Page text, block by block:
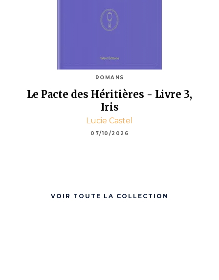
ROMANS
Le Pacte des Héritières - Livre 3,
Iris
Lucie Castel
07/10/2026
VOIR TOUTE LA COLLECTION